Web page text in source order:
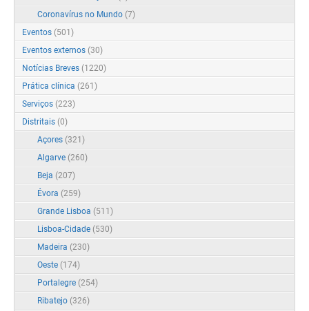
Coronavírus no Mundo (7)
Eventos (501)
Eventos externos (30)
Notícias Breves (1220)
Prática clínica (261)
Serviços (223)
Distritais (0)
Açores (321)
Algarve (260)
Beja (207)
Évora (259)
Grande Lisboa (511)
Lisboa-Cidade (530)
Madeira (230)
Oeste (174)
Portalegre (254)
Ribatejo (326)